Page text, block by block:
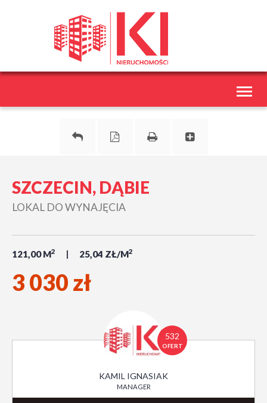
SZCZECIN, DĄBIE
LOKAL DO WYNAJĘCIA
121,00 M2 25,04 ZŁ/M2
3 030 zł
532
OFERT
KAMIL IGNASIAK
MANAGER